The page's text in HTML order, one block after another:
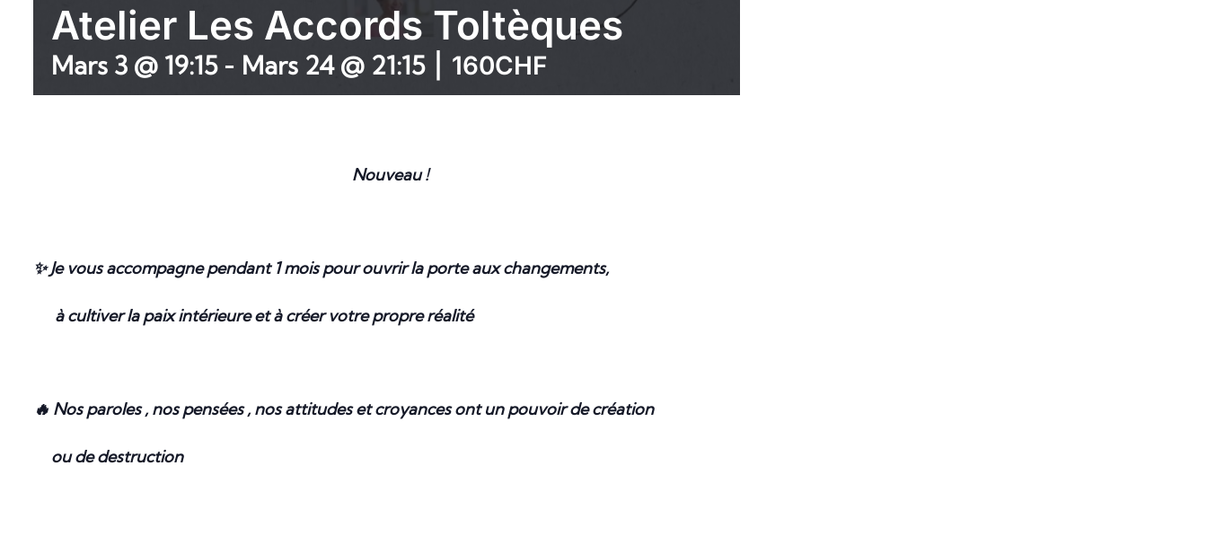
Atelier Les Accords Toltèques
Mars 3 @ 19:15- Mars 24 @ 21:15 160CHF
Nouveau !
✨Je vous accompagne pendant 1 mois pour ouvrir la porte aux changements,
à cultiver la paix intérieure et à créer votre propre réalité
🔥 Nos paroles , nos pensées , nos attitudes et croyances ont un pouvoir de création
ou de destruction